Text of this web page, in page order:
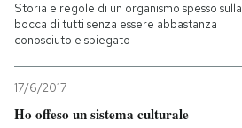
PODCAST
Storia e regole di un organismo spesso sulla
bocca di tutti senza essere abbastanza
conosciuto e spiegato
17/6/2017
Ho offeso un sistema culturale